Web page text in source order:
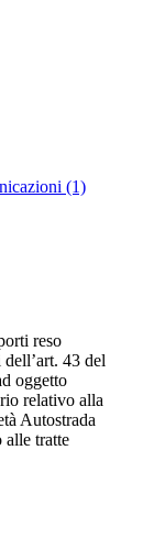
(1)
reso
43 del
oggetto
relativo alla
Autostrada
alle tratte